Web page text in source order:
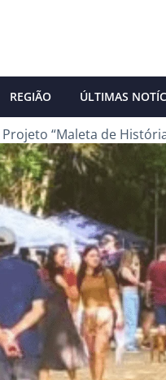
REGIÃO ÚLTIMAS
Projeto “Maleta de